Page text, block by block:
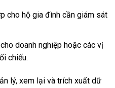
cho hộ gia đình cần giám sát
doanh nghiệp hoặc các vị
chiếu.
lý, xem lại và trích xuất dữ